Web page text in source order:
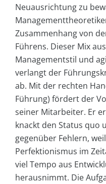
Neuausrichtung zu
Zusammenhang von
Führens. Dieser Mix
Managementstil und
verlangt der
ab. Mit der rechten
Führung) fördert der
seiner Mitarbeiter. Er
knackt den Status quo
gegenüber Fehlern,
Perfektionismus im
viel Tempo aus
herausnimmt. Die